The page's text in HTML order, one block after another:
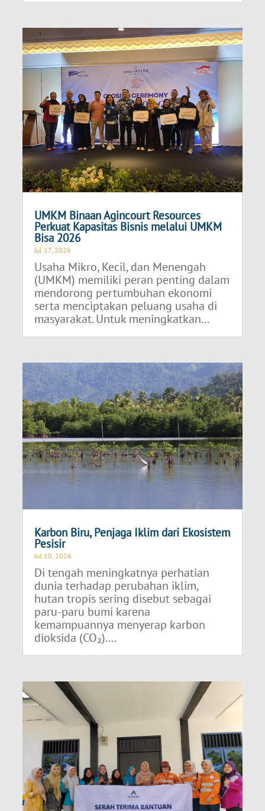
UMKM Binaan Agincourt Resources
Perkuat Kapasitas Bisnis melalui UMKM
Bisa 2026
Jul 17, 2026
Usaha Mikro, Kecil, dan Menengah
(UMKM) memiliki peran penting dalam
mendorong pertumbuhan ekonomi
serta menciptakan peluang usaha di
masyarakat. Untuk meningkatkan...
Karbon Biru, Penjaga Iklim dari Ekosistem
Pesisir
Jul 10, 2026
Di tengah meningkatnya perhatian
dunia terhadap perubahan iklim,
hutan tropis sering disebut sebagai
paru-paru bumi karena
kemampuannya menyerap karbon
dioksida (CO₂)....